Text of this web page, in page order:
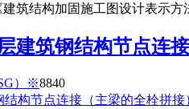
建筑结构加固施工图设计表示
建筑钢结构节点连
）※8840